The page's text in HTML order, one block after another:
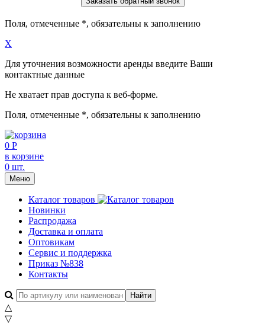
Поля, отмеченные *, обязательны к заполнению
X
Для уточнения возможности аренды введите Ваши
контактные данные
Не хватает прав доступа к веб-форме.
Поля, отмеченные *, обязательны к заполнению
0 Р
в корзине
0 шт.
Меню
Каталог товаров
Новинки
Распродажа
Доставка и оплата
Оптовикам
Сервис и поддержка
Приказ №838
Контакты
△
▽